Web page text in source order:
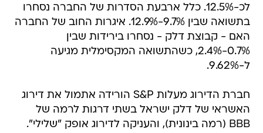
האם - קבוצת דלק - נסחרו בירידות שבין
0.7%-2.4%, כשהתשואה המקסימלית מגיעה
ל-9.62%.
BBB (רמה בינונית), והעניקה לדירוג אופק "שלילי".
במעלות הטילו ספק משמעותי בדבר יכולתה של
החברה לפרוע את חלויות איגרות החוב בשנתיים